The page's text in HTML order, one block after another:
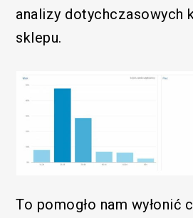
analizy dotychczasowych
sklepu.
To pomogło nam wyłonić